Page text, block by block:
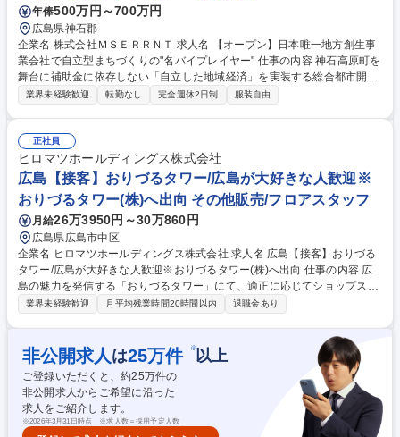
年俸500万円～700万円
広島県神石郡
企業名 株式会社ＭＳＥＲＲＮＴ 求人名 【オープン】日本唯一地方創生事
業会社で自立型まちづくりの"名バイプレイヤー" 仕事の内容 神石高原町を
舞台に補助金に依存しない「自立した地域経済」を実装する総合都市開発
プロジェクトに挑んでいます！教育・医療・観光・農業・インフラなど多
なプロジェクト】■デジタル・マーケティング■迎賓館での現場運営・アテ
ンド■事業開発・推薦■地域インフラ支援■インバウンドマーケットの開拓
【引っ越しサポート、住居手当◎】 神石高原町もしくは近隣エリアへ移住
の方は、移住費用（引っ越し費用、家賃補助等）をサポートいたします。
募集職種 【オープン】日本唯一地方創生事業会社で自立型まちづくり
の"名バイプレイヤー"
業界未経験歓迎 転勤なし 完全週休2日制 服装自由
正社員
ヒロマツホールディングス株式会社
広島【接客】おりづるタワー/広島が大好きな人歓迎※
おりづるタワー(株)へ出向 その他販売/フロアスタッフ
月給26万3950円～30万860円
広島県広島市中区
企業名 ヒロマツホールディングス株式会社 求人名 広島【接客】おりづる
タワー/広島が大好きな人歓迎※おりづるタワー(株)へ出向 仕事の内容 広
島の魅力を発信する「おりづるタワー」にて、適正に応じてショップスタ
ッフもしくはタワーコンシェル業務をお任せします。将来的にバイヤーや
ワーから広島の街を元気にしたい。おりづるタワーから未来に向け平和の
メッセージ伝えていく担い手になってみたい。そういった思いを持った
「広島愛」に溢れる方と一緒に働けることをお待ちしております。 ■タワ
ーコンシェル：展望台・12階エリア案内、チケット販売、アルバイト管理
■スーベニアショップ：1階物産館での接客・レジ・商品案内 募集職種 広
島【接客】おりづるタワー/広島が大好きな人歓迎※おりづるタワー(株)へ
出向
業界未経験歓迎 月平均残業時間20時間以内 退職金あり
非公開求人 は25万件 ※以上
ご登録いただくと、約25万件の
非公開求人からご希望に沿った
求人をご紹介します。
※2026年3月31日時点 ※求人数＝採用予定人数